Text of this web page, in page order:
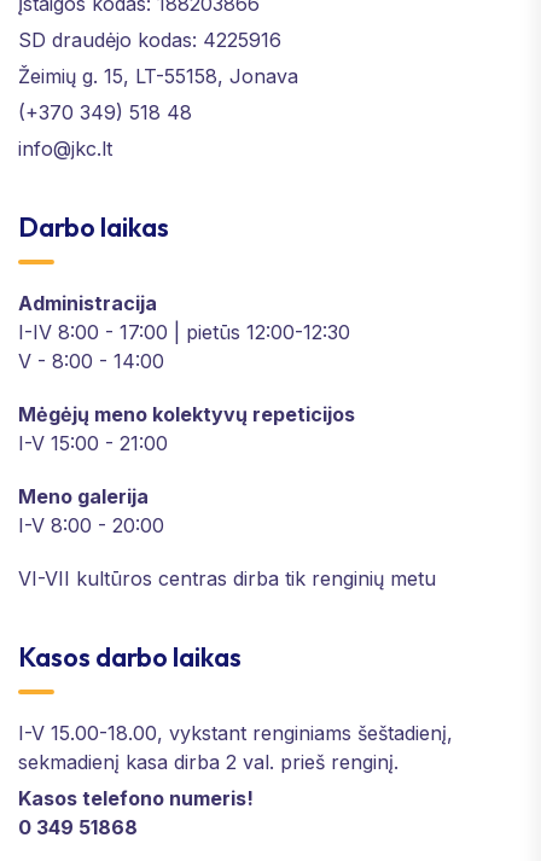
SD draudėjo kodas: 4225916
Žeimių g. 15, LT-55158, Jonava
(+370 349) 518 48
info@jkc.lt
Darbo laikas
Administracija
I-IV 8:00 - 17:00 | pietūs 12:00-12:30
V - 8:00 - 14:00
Mėgėjų meno kolektyvų repeticijos
I-V 15:00 - 21:00
Meno galerija
I-V 8:00 - 20:00
VI-VII kultūros centras dirba tik renginių metu
Kasos darbo laikas
I-V 15.00-18.00, vykstant renginiams šeštadienį,
sekmadienį kasa dirba 2 val. prieš renginį.
Kasos telefono numeris!
0 349 51868